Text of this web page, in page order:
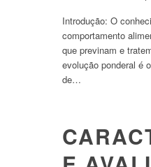
Introdução: O
comportamento
que previnam e
evolução ponderal é
de…